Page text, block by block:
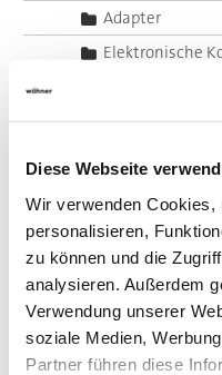
Diese Webseite
Wir verwenden Cookies,
personalisieren,
zu können und die
analysieren. Außerdem
Verwendung unserer
soziale Medien,
Partner führen diese
Adapter
Elektronische
System 185Power
Zentraleinspeisung
Panel
Panel Schaltgeräte
Zubehör